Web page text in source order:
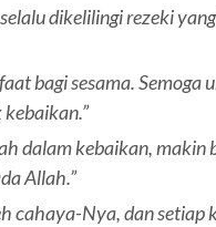
dikelilingi rezeki
bagi sesama. Semoga
dalam kebaikan, makin
Allah.”
cahaya-Nya, dan setiap